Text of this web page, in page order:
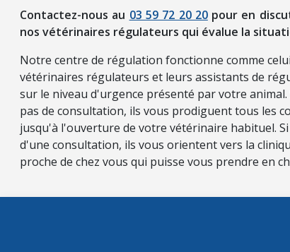
Contactez-nous au 03 59 72 20 20pour en
nos vétérinaires régulateurs qui évalue la
Notre centre de régulation fonctionne comme
vétérinaires régulateurs et leurs assistants de
sur le niveau d'urgence présenté par votre animal.
pas de consultation, ils vous prodiguent tous les
jusqu'à l'ouverture de votre vétérinaire habituel.
d'une consultation, ils vous orientent vers la
proche de chez vous qui puisse vous prendre en